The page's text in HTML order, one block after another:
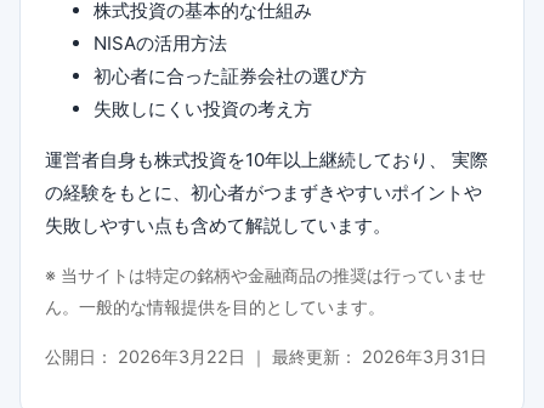
株式投資の基本的な仕組み
NISAの活用方法
初心者に合った証券会社の選び方
失敗しにくい投資の考え方
運営者自身も株式投資を10年以上継続しており、 実際
の経験をもとに、初心者がつまずきやすいポイントや
失敗しやすい点も含めて解説しています。
※ 当サイトは特定の銘柄や金融商品の推奨は行っていませ
ん。一般的な情報提供を目的としています。
公開日： 2026年3月22日 ｜ 最終更新： 2026年3月31日